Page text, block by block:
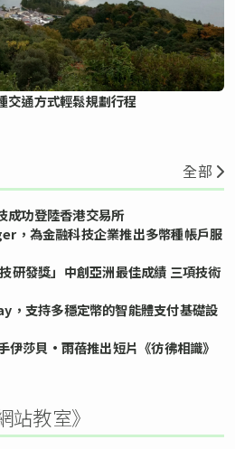
交通方式輕鬆規劃行程
全部
成功登陸香港交易所
，為金融科技企業推出多幣種帳戶服
研發獎」中創亞洲最佳成績 三項技術
，支持多穩定幣的智能體支付基礎設
莎貝•雨蓓推出短片《彷彿相識》
站教室》